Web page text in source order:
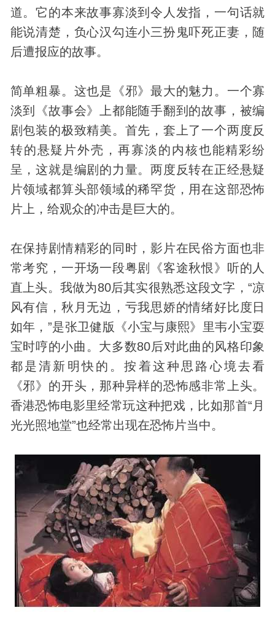
道。它的本来故事寡淡到令人发指，一句话就
能说清楚，负心汉勾连小三扮鬼吓死正妻，随
后遭报应的故事。
简单粗暴。这也是《邪》最大的魅力。一个寡
淡到《故事会》上都能随手翻到的故事，被编
剧包装的极致精美。首先，套上了一个两度反
转的悬疑片外壳，再寡淡的内核也能精彩纷
呈，这就是编剧的力量。两度反转在正经悬疑
片领域都算头部领域的稀罕货，用在这部恐怖
片上，给观众的冲击是巨大的。
在保持剧情精彩的同时，影片在民俗方面也非
常考究，一开场一段粤剧《客途秋恨》听的人
直上头。我做为80后其实很熟悉这段文字，“凉
风有信，秋月无边，亏我思娇的情绪好比度日
如年，”是张卫健版《小宝与康熙》里韦小宝耍
宝时哼的小曲。大多数80后对此曲的风格印象
都是清新明快的。按着这种思路心境去看
《邪》的开头，那种异样的恐怖感非常上头。
香港恐怖电影里经常玩这种把戏，比如那首“月
光光照地堂”也经常出现在恐怖片当中。